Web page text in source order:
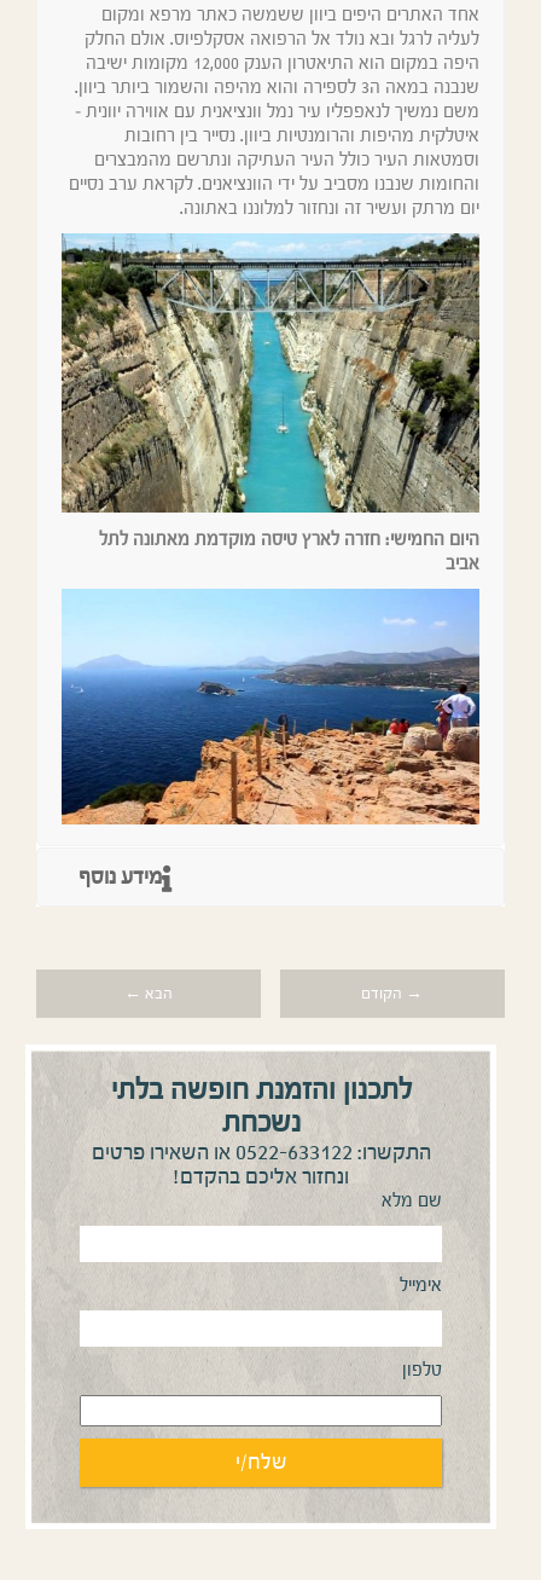
אחד האתרים היפים ביוון ששמשה כאתר מרפא ומקום
לעליה לרגל ובא נולד אל הרפואה אסקלפיוס. אולם החלק
היפה במקום הוא התיאטרון הענק 12,000 מקומות ישיבה
שנבנה במאה ה3 לספירה והוא מהיפה והשמור ביותר ביוון.
משם נמשיך לנאפפליו עיר נמל וונציאנית עם אווירה יוונית –
איטלקית מהיפות והרומנטיות ביוון. נסייר בין רחובות
וסמטאות העיר כולל העיר העתיקה ונתרשם מהמבצרים
והחומות שנבנו מסביב על ידי הוונציאנים. לקראת ערב נסיים
יום מרתק ועשיר זה ונחזור למלוננו באתונה.
היום החמישי: חזרה לארץ טיסה מוקדמת מאתונה לתל
אביב
מידע נוסף
→ הקודם הבא ←
לתכנון והזמנת חופשה בלתי
נשכחת
התקשרו: 0522-633122 או השאירו פרטים
ונחזור אליכם בהקדם!
שם מלא
אימייל
טלפון